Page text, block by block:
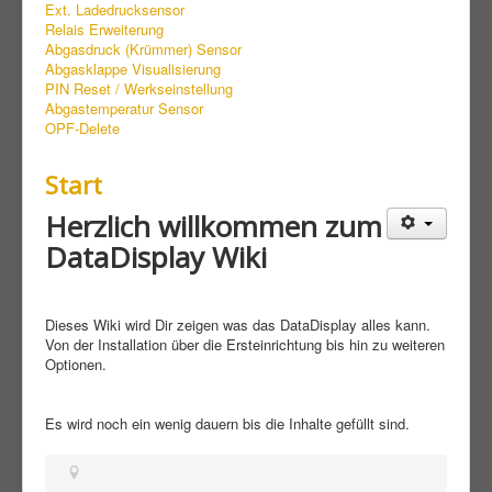
Ext. Ladedrucksensor
Relais Erweiterung
Abgasdruck (Krümmer) Sensor
Abgasklappe Visualisierung
PIN Reset / Werkseinstellung
Abgastemperatur Sensor
OPF-Delete
Start
Herzlich willkommen zum
DataDisplay Wiki
Dieses Wiki wird Dir zeigen was das DataDisplay alles kann.
Von der Installation über die Ersteinrichtung bis hin zu weiteren
Optionen.
Es wird noch ein wenig dauern bis die Inhalte gefüllt sind.